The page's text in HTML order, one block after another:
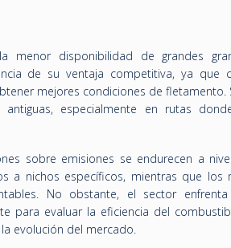
menor disponibilidad de grandes
de su ventaja competitiva, ya que
mejores condiciones de fletamento.
especialmente en rutas
sobre emisiones se endurecen a
a nichos específicos, mientras que
No obstante, el sector
para evaluar la eficiencia del
evolución del mercado.